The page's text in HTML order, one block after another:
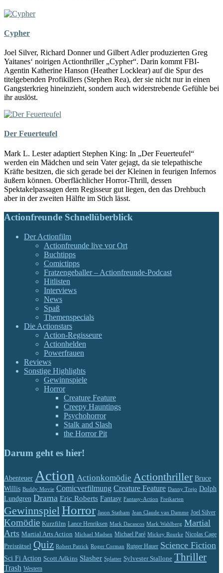
Cypher
Joel Silver, Richard Donner und Gilbert Adler produzierten Greg
Yaitanes‘ noirigen Actionthriller „Cypher“. Darin kommt FBI-
Agentin Katherine Hanson (Heather Locklear) auf die Spur des
titelgebenden Profikillers (Stephen Rea), der sie nicht nur in einen
Gangsterkrieg hineinzieht, sondern auch widerstrebende Gefühle bei
ihr auslöst.
Der Feuerteufel
Mark L. Lester adaptiert Stephen King: In „Der Feuerteufel“
werden ein Mädchen und sein Vater gejagt, da sie telepathische
Kräfte besitzen, die sich gerade bei der Kleinen in feurigen Infernos
äußern können. Oberflächlicher Horror-Thrill, dessen
Spektakelpassagen dem Regisseur gut liegen, den das Drehbuch
aber in der zweiten Hälfte im Stich lässt.
Actionfreunde Schnellüberblick
Der Actionfilm
Actionfreunde live vor Ort
Buchtipps
Comictipps
Fratzengeballer – Actionfreunde-Podcast
Hitlisten
Interviews
News
Spaß
Themenspecials
Die Actionstars
Action-Regisseure
Actionhelden
Powerfrauen
Reviews
Sonstige Highlights
Gewinnspiele
Horror
Creature Feature
Creepy Hauntings
Psychohorror
Stalk and Slash
the Horror Pit
Darum geht es hier!
Abenteuer Action Actionkomödie Actionthriller Bruce
Willis Buddy Movie Comicverfilmung Creature Feature Danny Trejo Dolph
Lundgren Drama Eric Roberts Fantasy Fantasy-Action Freikarten
GewinnspielHorror Jason Statham Jean Claude van Damme Joel Silver
Komödie Kurzfilm Lance Henriksen Mark Dacascos Mark Wahlberg Martial
Arts Martial Arts Action Michael Madsen Michael Paré Mickey Rourke Nicolas Cage
Preisrätsel Quiz Robert Patrick Roger Corman Rutger Hauer Science Fiction
Sci Fi Action Scott Adkins Slasher Splatter Sylvester Stallone Thriller
Trash Western